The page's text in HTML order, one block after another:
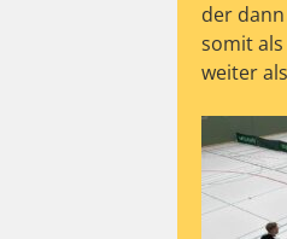
der
somit
weiter